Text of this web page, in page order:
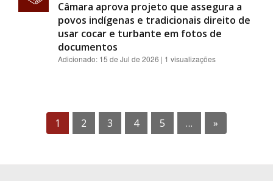
Câmara aprova projeto que assegura a
povos indígenas e tradicionais direito de
usar cocar e turbante em fotos de
documentos
Adicionado: 15 de Jul de 2026 | 1 visualizações
1 2 3 4 5 … »